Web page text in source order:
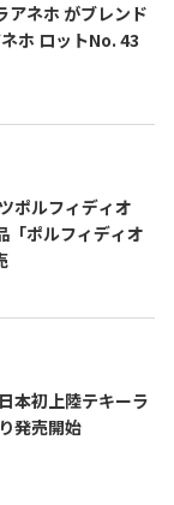
コ大使館 SNS
アネホ がブレンド
ホ ロットNo. 43
ポルフィディオ
「ポルフィディオ
本初上陸テキーラ
発売開始